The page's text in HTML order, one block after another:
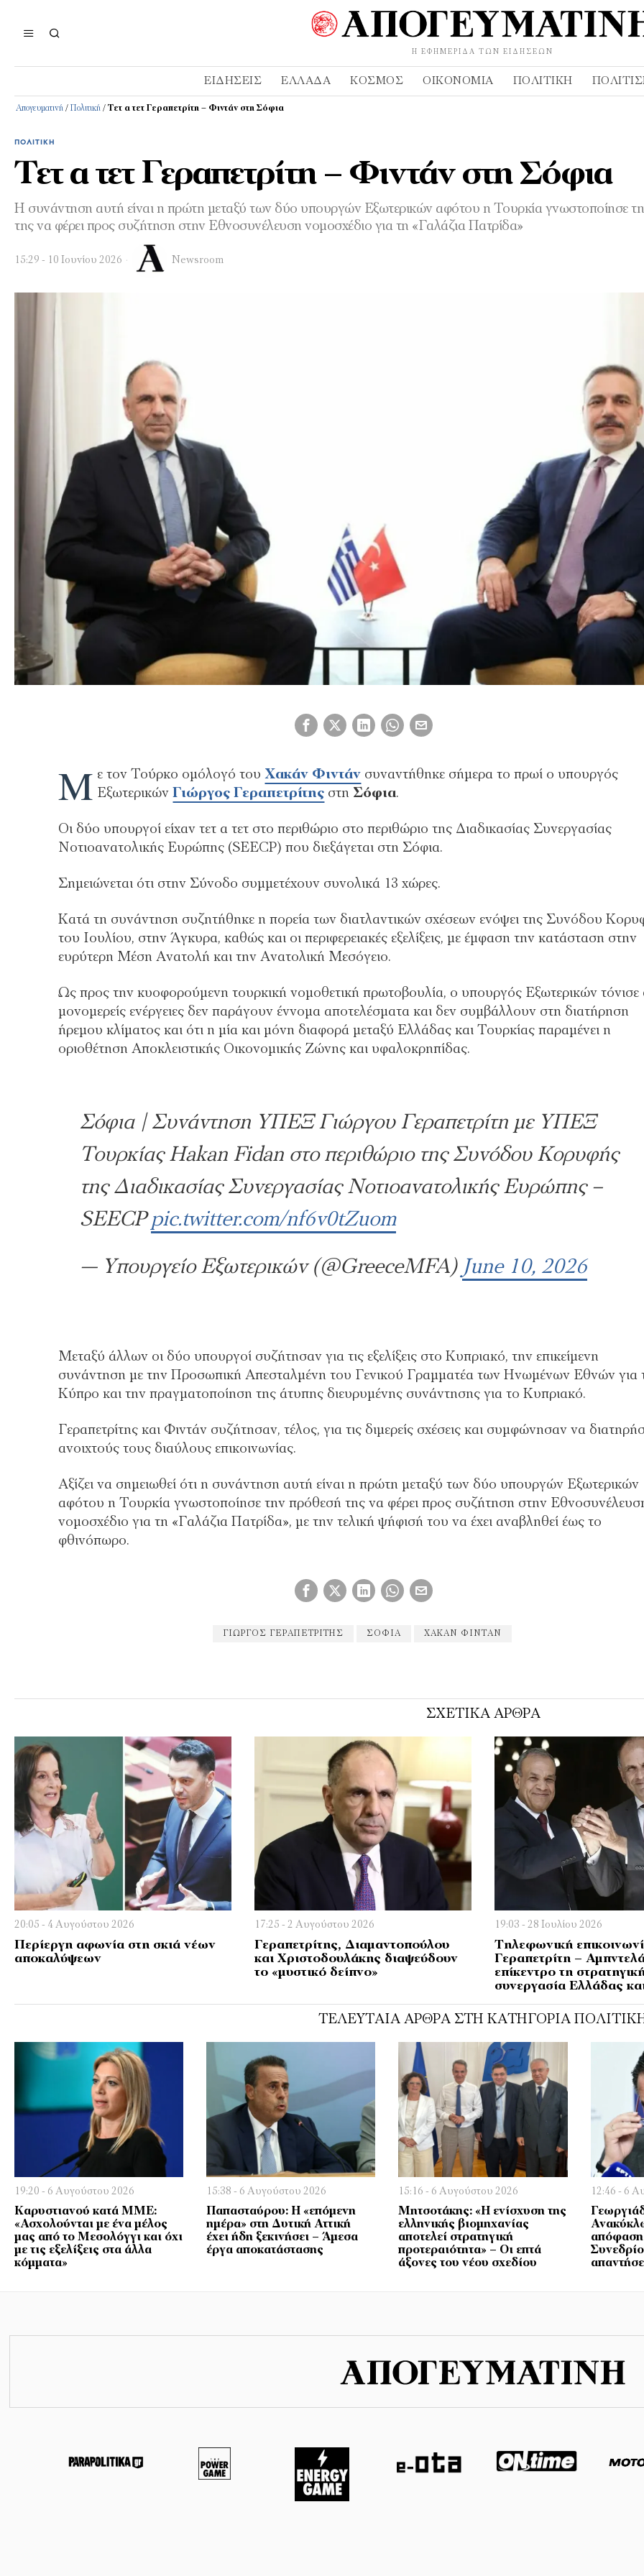
Η ΕΦΗΜΕΡΊΔΑ ΤΩΝ ΕΙΔΉΣΕΩΝ
ΕΙΔΉΣΕΙΣ ΕΛΛΆΔΑ ΚΌΣΜΟΣ ΟΙΚΟΝΟΜΊΑ ΠΟΛΙΤΙΚΉ
Απογευματινή / Πολιτική / Tετ α τετ Γεραπετρίτη – Φιντάν στη Σόφια
ΠΟΛΙΤΙΚΉ
Tετ α τετ Γεραπετρίτη – Φιντάν στη Σόφια
Η συνάντηση αυτή είναι η πρώτη μεταξύ των δύο υπουργών Εξωτερικών αφότου η Τουρκία γνωστοποίησε
της να φέρει προς συζήτηση στην Εθνοσυνέλευση νομοσχέδιο για τη «Γαλάζια Πατρίδα»
15:29 - 10 Ιουνίου 2026 Newsroom
Μ ε τον Τούρκο ομόλογό τουΧακάν Φιντάν συναντήθηκε σήμερα το πρωί ο υπουργός
ΕξωτερικώνΓιώργος Γεραπετρίτης στη Σόφια.
Οι δύο υπουργοί είχαν τετ α τετ στο περιθώριο στο περιθώριο της Διαδικασίας Συνεργασίας
Νοτιοανατολικής Ευρώπης (SEECP) που διεξάγεται στη Σόφια.
Σημειώνεται ότι στην Σύνοδο συμμετέχουν συνολικά 13 χώρες.
Κατά τη συνάντηση συζητήθηκε η πορεία των διατλαντικών σχέσεων ενόψει της Συνόδου
του Ιουλίου, στην Άγκυρα, καθώς και οι περιφερειακές εξελίξεις, με έμφαση την κατάσταση στην
ευρύτερη Μέση Ανατολή και την Ανατολική Μεσόγειο.
Ως προς την κυοφορούμενη τουρκική νομοθετική πρωτοβουλία, ο υπουργός Εξωτερικών τόνισε
μονομερείς ενέργειες δεν παράγουν έννομα αποτελέσματα και δεν συμβάλλουν στη διατήρηση
ήρεμου κλίματος και ότι η μία και μόνη διαφορά μεταξύ Ελλάδας και Τουρκίας παραμένει η
οριοθέτηση Αποκλειστικής Οικονομικής Ζώνης και υφαλοκρηπίδας.
Σόφια | Συνάντηση ΥΠΕΞ Γιώργου Γεραπετρίτη με ΥΠΕΞ
Τουρκίας Hakan Fidan στο περιθώριο της Συνόδου Κορυφής
της Διαδικασίας Συνεργασίας Νοτιοανατολικής Ευρώπης –
SEECPpic.twitter.com/nf6v0tZuom
— Υπουργείο Εξωτερικών (@GreeceMFA) June 10, 2026
Μεταξύ άλλων οι δύο υπουργοί συζήτησαν για τις εξελίξεις στο Κυπριακό, την επικείμενη
συνάντηση με την Προσωπική Απεσταλμένη του Γενικού Γραμματέα των Ηνωμένων Εθνών για
Κύπρο και την πραγματοποίηση της άτυπης διευρυμένης συνάντησης για το Κυπριακό.
Γεραπετρίτης και Φιντάν συζήτησαν, τέλος, για τις διμερείς σχέσεις και συμφώνησαν να
ανοιχτούς τους διαύλους επικοινωνίας.
Αξίζει να σημειωθεί ότι η συνάντηση αυτή είναι η πρώτη μεταξύ των δύο υπουργών Εξωτερικών
αφότου η Τουρκία γνωστοποίησε την πρόθεσή της να φέρει προς συζήτηση στην
νομοσχέδιο για τη «Γαλάζια Πατρίδα», με την τελική ψήφισή του να έχει αναβληθεί έως το
φθινόπωρο.
ΓΙΏΡΓΟΣ ΓΕΡΑΠΕΤΡΊΤΗΣ ΣΌΦΙΑ ΧΑΚΆΝ ΦΙΝΤΆΝ
ΣΧΕΤΙΚΑ ΑΡΘΡΑ
20:05 - 4 Αυγούστου 2026
Περίεργη αφωνία στη σκιά νέων
αποκαλύψεων
17:25 - 2 Αυγούστου 2026
Γεραπετρίτης, Διαμαντοπούλου
και Χριστοδουλάκης διαψεύδουν
το «μυστικό δείπνο»
19:03 - 28 Ιουλίου 2026
Τηλεφωνική
Γεραπετρίτη –
επίκεντρο τη
συνεργασία Ελλάδας
ΤΕΛΕΥΤΑΊΑ ΆΡΘΡΑ ΣΤΗ ΚΑΤΗΓΟΡΊΑ
19:20 - 6 Αυγούστου 2026
Καρυστιανού κατά ΜΜΕ:
«Ασχολούνται με ένα μέλος
μας από το Μεσολόγγι και όχι
με τις εξελίξεις στα άλλα
κόμματα»
15:38 - 6 Αυγούστου 2026
Παπασταύρου: Η «επόμενη
ημέρα» στη Δυτική Αττική
έχει ήδη ξεκινήσει – Άμεσα
έργα αποκατάστασης
15:16 - 6 Αυγούστου 2026
Μητσοτάκης: «Η ενίσχυση της
ελληνικής βιομηχανίας
αποτελεί στρατηγική
προτεραιότητα» – Οι επτά
άξονες του νέου σχεδίου
12:46 - 6
απόφαση